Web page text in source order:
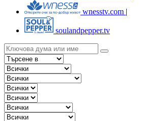
wnesstv.com |
soulandpepper.tv